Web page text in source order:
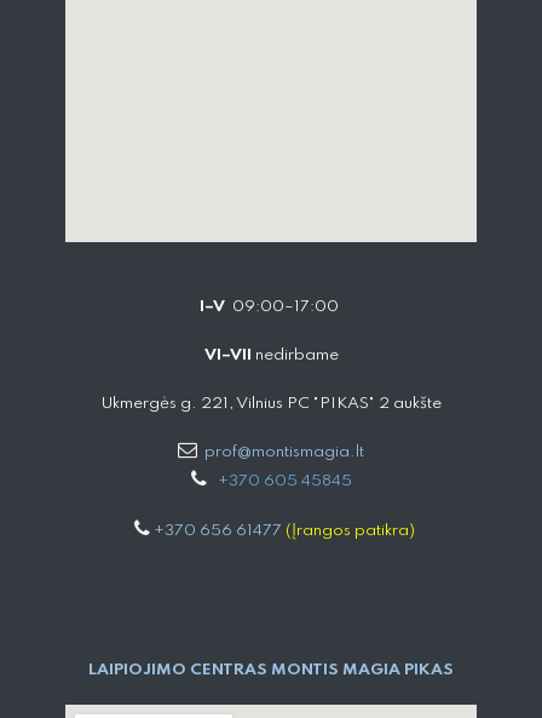
I–V 09:00–17:00
VI–VII nedirbame
Ukmergės g. 221, Vilnius PC "PIKAS" 2 aukšte
prof@montismagia.lt
+370 605 4584​5
+370 656 61477 (Įrangos patikra)
LAIPIOJIMO CENTRAS MONTIS MAGIA PIKAS